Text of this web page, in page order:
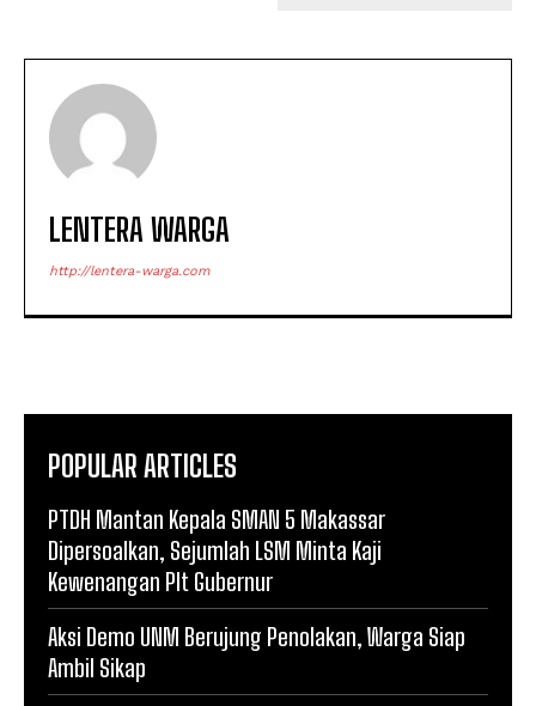
LENTERA WARGA
http://lentera-warga.com
POPULAR ARTICLES
PTDH Mantan Kepala SMAN 5 Makassar
Dipersoalkan, Sejumlah LSM Minta Kaji
Kewenangan Plt Gubernur
Aksi Demo UNM Berujung Penolakan, Warga Siap
Ambil Sikap